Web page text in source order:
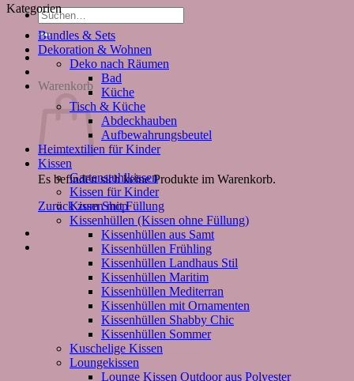
Suchen
nach:
Warenkorb
Es befinden sich keine Produkte im Warenkorb.
Zurück zum Shop
Kategorien
Bundles & Sets
Dekoration & Wohnen
Deko nach Räumen
Bad
Küche
Tisch & Küche
Abdeckhauben
Aufbewahrungsbeutel
Heimtextilien für Kinder
Kissen
Gartenstuhlkissen
Kissen für Kinder
Kissen mit Füllung
Kissenhüllen (Kissen ohne Füllung)
Kissenhüllen aus Samt
Kissenhüllen Frühling
Kissenhüllen Landhaus Stil
Kissenhüllen Maritim
Kissenhüllen Mediterran
Kissenhüllen mit Ornamenten
Kissenhüllen Shabby Chic
Kissenhüllen Sommer
Kuschelige Kissen
Loungekissen
Lounge Kissen Outdoor aus Polyester